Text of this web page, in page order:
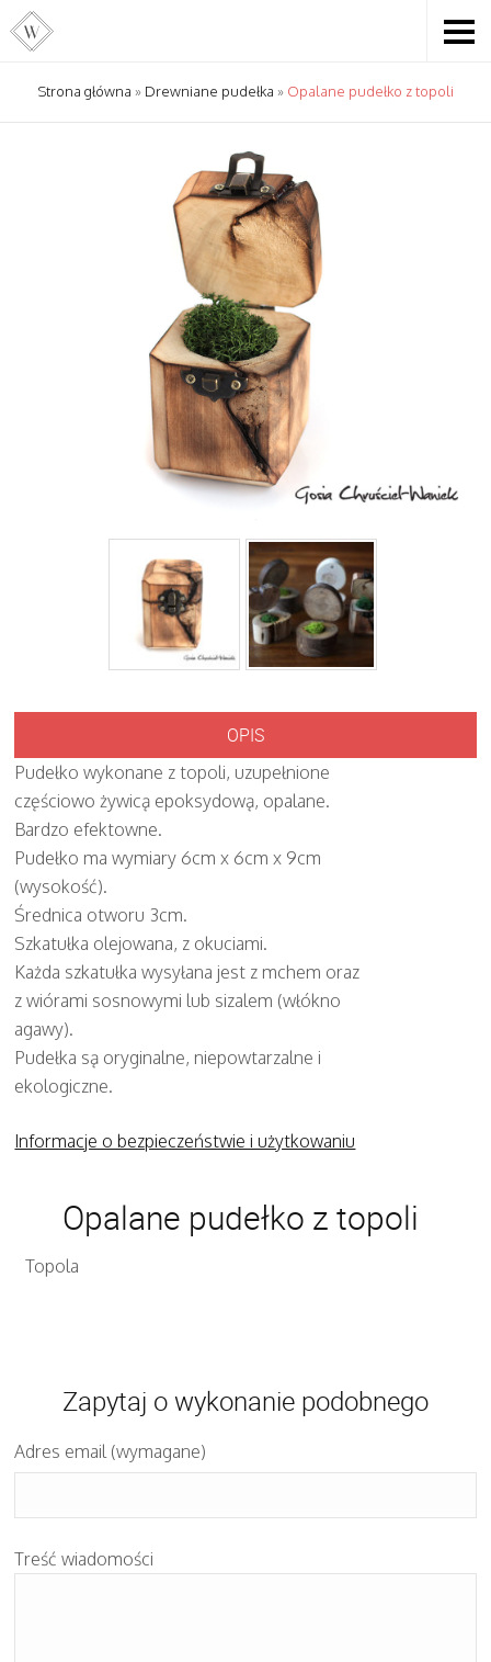
Strona główna » Drewniane pudełka » Opalane pudełko z topoli
OPIS
Pudełko wykonane z topoli, uzupełnione
częściowo żywicą epoksydową, opalane.
Bardzo efektowne.
Pudełko ma wymiary 6cm x 6cm x 9cm
(wysokość).
Średnica otworu 3cm.
Szkatułka olejowana, z okuciami.
Każda szkatułka wysyłana jest z mchem oraz
z wiórami sosnowymi lub sizalem (włókno
agawy).
Pudełka są oryginalne, niepowtarzalne i
ekologiczne.
Informacje o bezpieczeństwie i użytkowaniu
Opalane pudełko z topoli
Topola
Zapytaj o wykonanie podobnego
Adres email (wymagane)
Treść wiadomości